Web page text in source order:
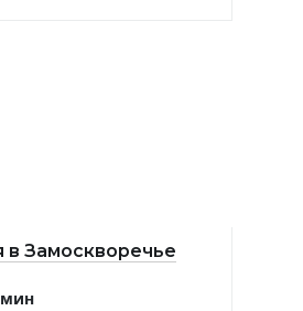
в Замоскворечье
мин